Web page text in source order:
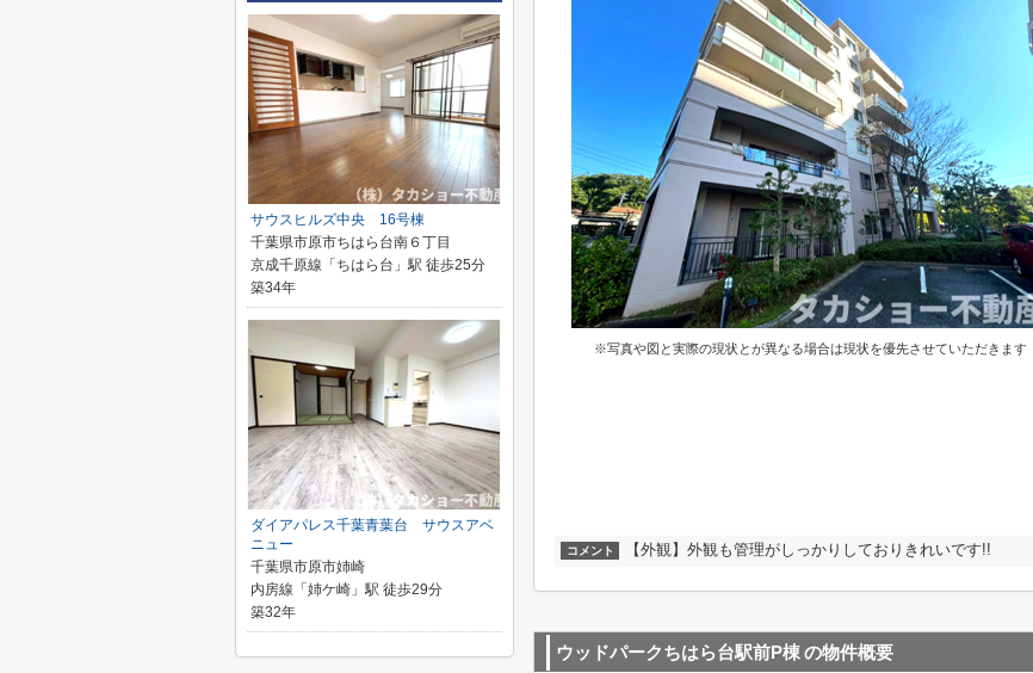
※写真や図と実際の現状とが異なる場合は現状を優先させていただきます
コメント 【外観】外観も管理がしっかりしておりきれいです!!
ウッドパークちはら台駅前P棟の物件概要
サウスヒルズ中央 16号棟
千葉県市原市ちはら台南６丁目
京成千原線「ちはら台」駅 徒歩25分
築34年
ダイアパレス千葉青葉台 サウスアベ
ニュー
千葉県市原市姉崎
内房線「姉ケ崎」駅 徒歩29分
築32年